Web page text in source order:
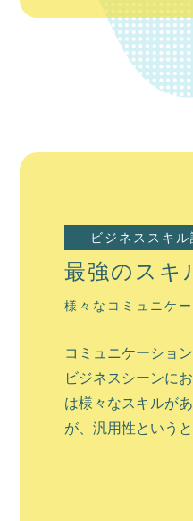
ビジネススキル
最強のスキ
様々なコミュニケ
コミュニケーショ
ビジネスシーンに
は様々なスキルが
が、汎用性という